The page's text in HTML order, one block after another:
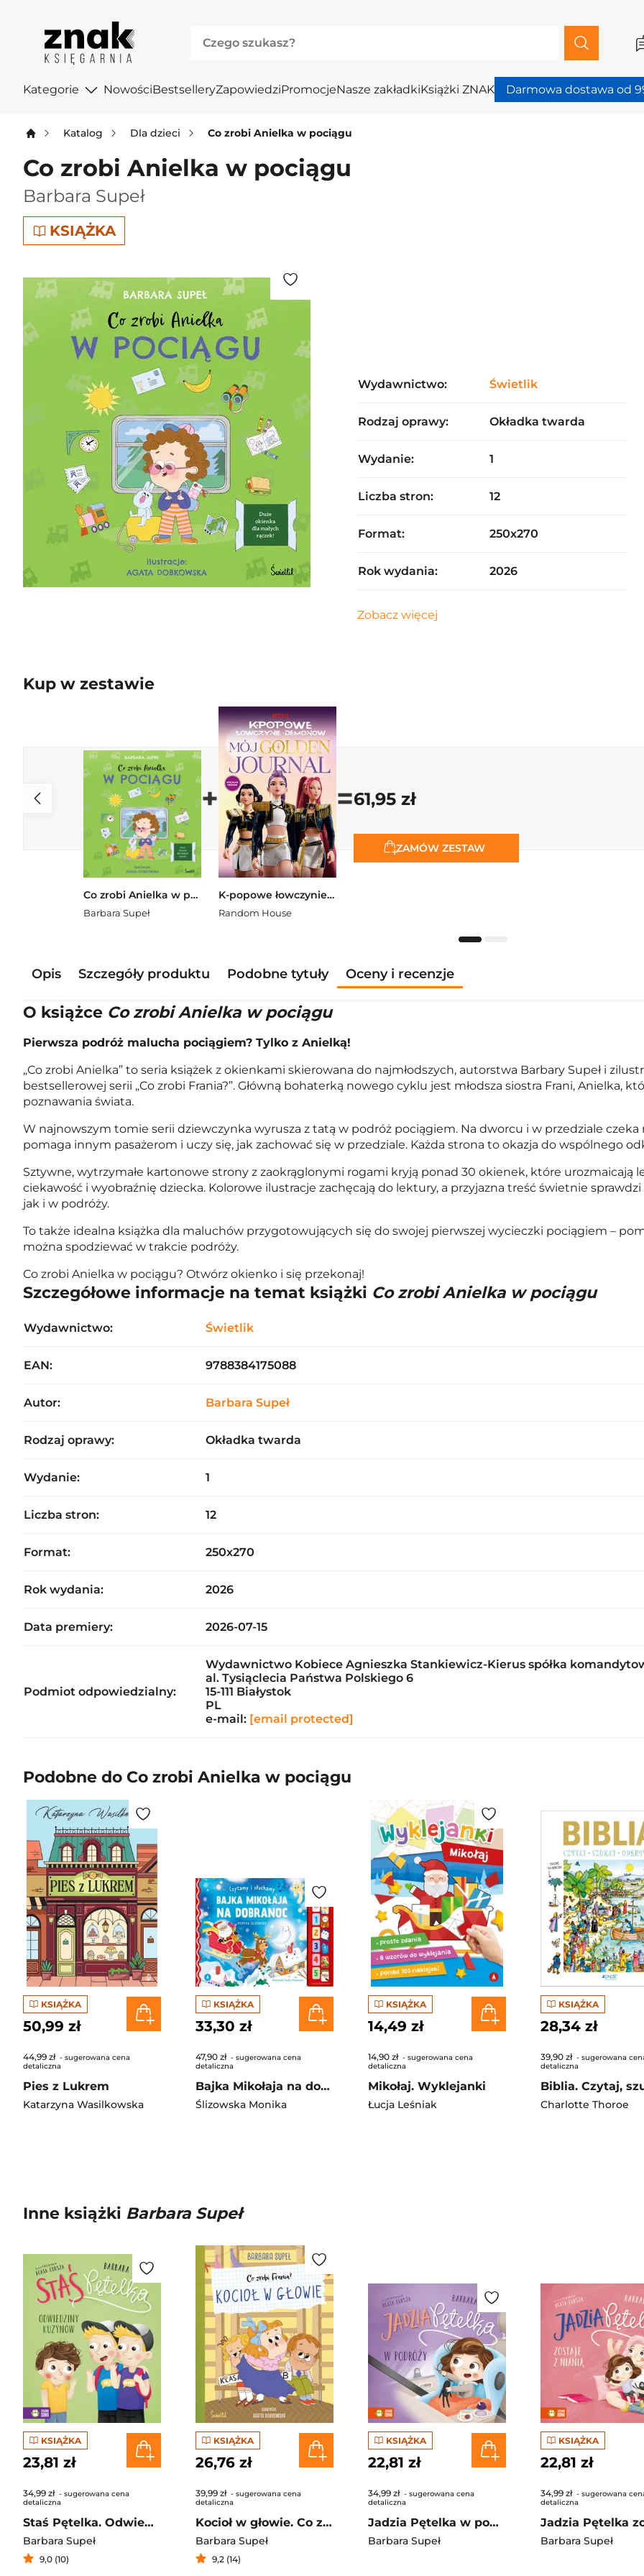
Kategorie NowościBestselleryZapowiedziPromocjeNasze zakładkiKsiążki ZNAK Darmowa dostawa od
Katalog Dla dzieci Co zrobi Anielka w pociągu
Co zrobi Anielka w pociągu
Barbara Supeł
KSIĄŻKA
Wydawnictwo: Świetlik
Rodzaj oprawy: Okładka twarda
Wydanie: 1
Liczba stron: 12
Format: 250x270
Rok wydania: 2026
Zobacz więcej
Kup w zestawie
Co zrobi Anielka w pociągu
Barbara Supeł
+
K-popowe łowczynie demonów. Mój golden journal. Oficjalny dziennik
Random House
=61,95 zł
ZAMÓW ZESTAW
Opis Szczegóły produktu Podobne tytuły Oceny i recenzje
O książce Co zrobi Anielka w pociągu
Pierwsza podróż malucha pociągiem? Tylko z Anielką!
„Co zrobi Anielka” to seria książek z okienkami skierowana do najmłodszych, autorstwa Barbary Supeł i
bestsellerowej serii „Co zrobi Frania?”. Główną bohaterką nowego cyklu jest młodsza siostra Frani, Anielka,
poznawania świata.
W najnowszym tomie serii dziewczynka wyrusza z tatą w podróż pociągiem. Na dworcu i w przedziale
pomaga innym pasażerom i uczy się, jak zachować się w przedziale. Każda strona to okazja do wspólnego
Sztywne, wytrzymałe kartonowe strony z zaokrąglonymi rogami kryją ponad 30 okienek, które urozmaicają
ciekawość i wyobraźnię dziecka. Kolorowe ilustracje zachęcają do lektury, a przyjazna treść świetnie
jak i w podróży.
To także idealna książka dla maluchów przygotowujących się do swojej pierwszej wycieczki pociągiem –
można spodziewać w trakcie podróży.
Co zrobi Anielka w pociągu? Otwórz okienko i się przekonaj!
Szczegółowe informacje na temat książki Co zrobi Anielka w pociągu
Wydawnictwo: Świetlik
EAN: 9788384175088
Autor: Barbara Supeł
Rodzaj oprawy: Okładka twarda
Wydanie: 1
Liczba stron: 12
Format: 250x270
Rok wydania: 2026
Data premiery: 2026-07-15
Podmiot odpowiedzialny:
Wydawnictwo Kobiece Agnieszka Stankiewicz-Kierus spółka
al. Tysiąclecia Państwa Polskiego 6
15-111 Białystok
PL
e-mail: [email protected]
Podobne do Co zrobi Anielka w pociągu
KSIĄŻKA
50,99 zł
44,99 zł - sugerowana cena
detaliczna
Pies z Lukrem
Katarzyna Wasilkowska
KSIĄŻKA
33,30 zł
47,90 zł - sugerowana cena
detaliczna
Bajka Mikołaja na dobranoc. Czytamy i słuchamy
Ślizowska Monika
KSIĄŻKA
14,49 zł
14,90 zł - sugerowana cena
detaliczna
Mikołaj. Wyklejanki
Łucja Leśniak
KSIĄŻKA
28,34 zł
39,90 zł - sugerowana
detaliczna
Charlotte Thoroe
Inne książki Barbara Supeł
KSIĄŻKA
23,81 zł
34,99 zł - sugerowana cena
detaliczna
Staś Pętelka. Odwiedziny kuzynów
Barbara Supeł
9,0 (10)
KSIĄŻKA
26,76 zł
39,99 zł - sugerowana cena
detaliczna
Kocioł w głowie. Co zrobi Frania?
Barbara Supeł
9,2 (14)
KSIĄŻKA
22,81 zł
34,99 zł - sugerowana cena
detaliczna
Jadzia Pętelka w podróży
Barbara Supeł
KSIĄŻKA
22,81 zł
34,99 zł - sugerowana
detaliczna
Barbara Supeł